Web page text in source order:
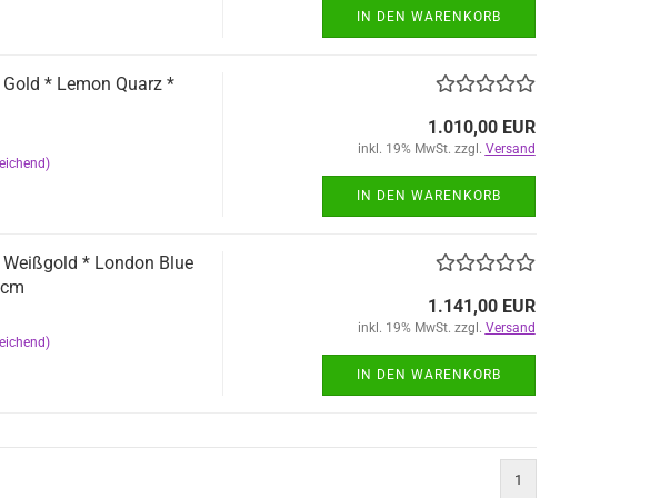
IN DEN WARENKORB
* Lemon Quarz *
1.010,00 EUR
inkl. 19% MwSt. zzgl. Versand
IN DEN WARENKORB
* London Blue
1.141,00 EUR
inkl. 19% MwSt. zzgl. Versand
IN DEN WARENKORB
1